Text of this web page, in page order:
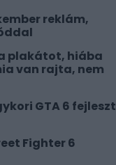
reklám,
plakátot, hiába
van rajta, nem
GTA 6
Fighter 6